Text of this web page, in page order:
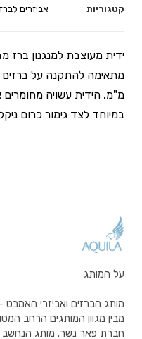
קטגוריות
אביזרים
מ"מ. הידית עשויה מחומרים
במיוחד לצד גימור כרום
על המותג
מבין מגוון המותגים הרחב
חברת פאר נשר. מותג הנחשב